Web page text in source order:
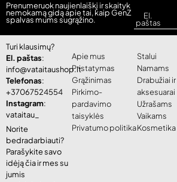
Prenumeruok naujienlaiškį ir skaityk
nemokamą gidą apie tai, kaip GenZ
spalvas mums sugrąžino. El.
paštas
Turi klausimų?
El. paštas:
info@vataitaushop.lt
Telefonas:
+37067524554
Instagram:
vataitau_
Norite
bedradarbiauti?
Parašykite savo
idėją čia ir mes su
jumis
Apie mus
Pristatymas
Grąžinimas
Pirkimo-
pardavimo
taisyklės
Privatumo politika
Stalui
Namams
Drabužiai ir
aksesuarai
Užrašams
Vaikams
Kosmetika